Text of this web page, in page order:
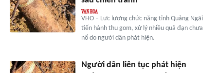
VHO – Lực lượng chức năng tỉnh Quảng Ngãi
tiến hành thu gom, xử lý nhiều quả đạn chưa
nổ do người dân phát hiện.
Người dân liên tục phát hiện